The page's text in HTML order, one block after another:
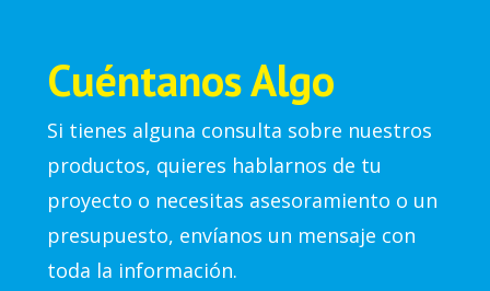
Cuéntanos Algo
Si tienes alguna consulta sobre nuestros
productos, quieres hablarnos de tu
proyecto o necesitas asesoramiento o un
presupuesto, envíanos un mensaje con
toda la información.